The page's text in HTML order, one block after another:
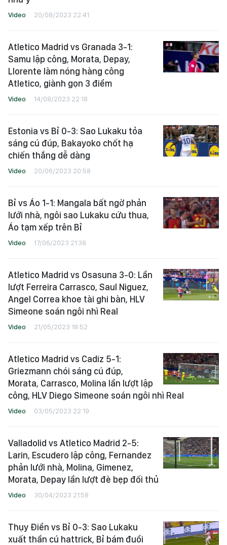
Video 20/08/2023 22:41
Atletico Madrid vs Granada 3-1:
Samu lập công, Morata, Depay,
Llorente làm nóng hàng công
Atletico, giành gọn 3 điểm
Video 14/08/2023 22:18
Estonia vs Bỉ 0-3: Sao Lukaku tỏa
sáng cú đúp, Bakayoko chốt hạ
chiến thắng dễ dàng
Video 20/06/2023 20:58
Bỉ vs Áo 1-1: Mangala bất ngờ phản
lưới nhà, ngôi sao Lukaku cứu thua,
Áo tạm xếp trên Bỉ
Video 17/06/2023 21:38
Atletico Madrid vs Osasuna 3-0: Lần
lượt Ferreira Carrasco, Saul Niguez,
Angel Correa khoe tài ghi bàn, HLV
Simeone soán ngôi nhì Real
Video 21/05/2023 18:52
Atletico Madrid vs Cadiz 5-1:
Griezmann chói sáng cú đúp,
Morata, Carrasco, Molina lần lượt lập
công, HLV Diego Simeone soán ngôi nhì Real
Video 03/05/2023 22:19
Valladolid vs Atletico Madrid 2-5:
Larin, Escudero lập công, Fernandez
phản lưới nhà, Molina, Gimenez,
Morata, Depay lần lượt đè bẹp đối thủ
Video 30/04/2023 21:58
Thụy Điển vs Bỉ 0-3: Sao Lukaku
xuất thần cú hattrick, Bỉ bám đuổi